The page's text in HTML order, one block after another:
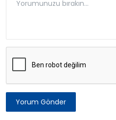
Yorum Gönder